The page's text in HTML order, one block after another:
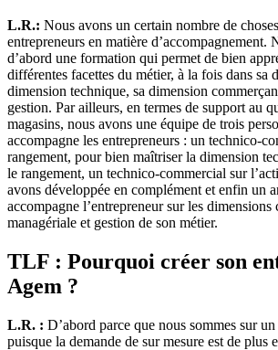
L.R.: Nous avons un certain nombre de
entrepreneurs en matière d’accompagnement.
d’abord une formation qui permet de bien
différentes facettes du métier, à la fois dans sa
dimension technique, sa dimension
gestion. Par ailleurs, en termes de support au
magasins, nous avons une équipe de trois
accompagne les entrepreneurs : un technico-
rangement, pour bien maîtriser la dimension
le rangement, un technico-commercial sur
avons développée en complément et enfin un
accompagne l’entrepreneur sur les dimensions
managériale et gestion de son métier.
TLF : Pourquoi créer son
Agem ?
L.R. : D’abord parce que nous sommes sur
puisque la demande de sur mesure est de plus